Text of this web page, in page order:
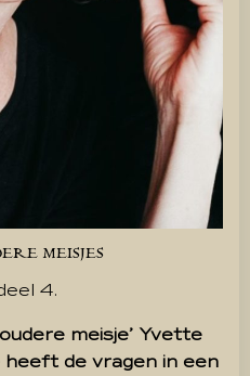
MEISJES
4.
meisje’ Yvette
de vragen in een